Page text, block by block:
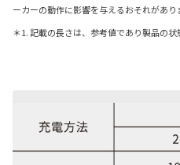
ーカーの動作に影響を与えるおそれがあ
＊1. 記載の長さは、参考値であり製品の状